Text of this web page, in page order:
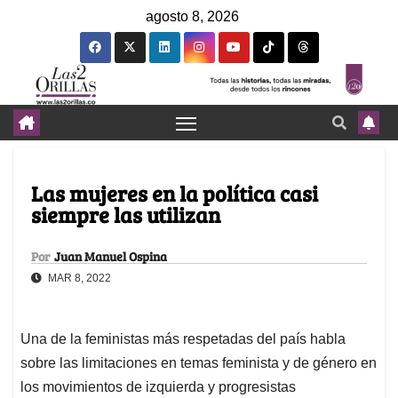
agosto 8, 2026
Las mujeres en la política casi
siempre las utilizan
Por Juan Manuel Ospina
MAR 8, 2022
Una de la feministas más respetadas del país habla
sobre las limitaciones en temas feminista y de género en
los movimientos de izquierda y progresistas